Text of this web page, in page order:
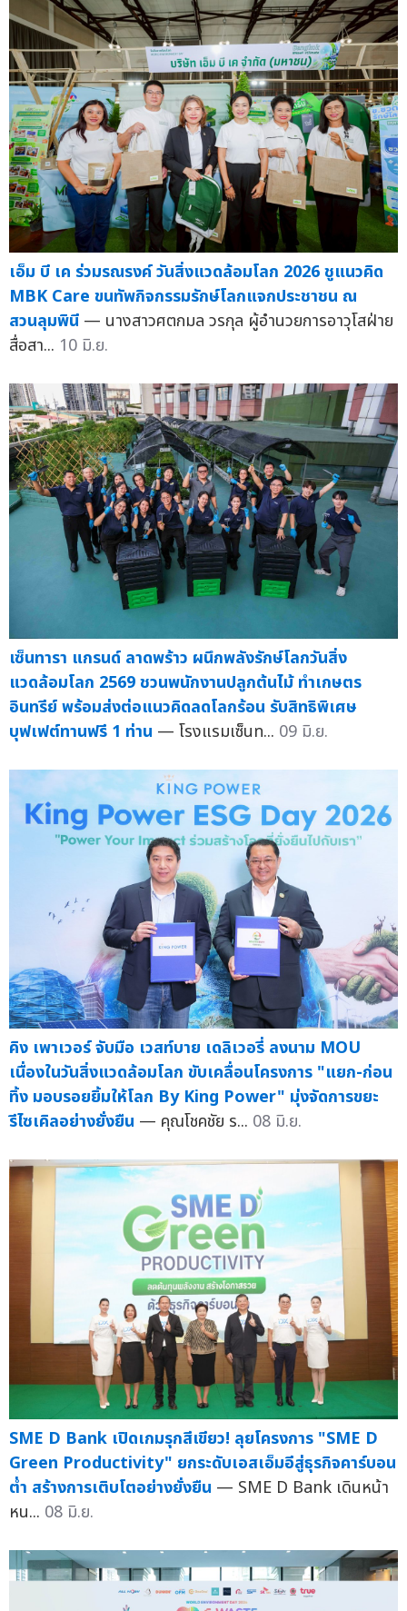
เอ็ม บี เค ร่วมรณรงค์ วันสิ่งแวดล้อมโลก 2026 ชูแนวคิด
MBK Care ขนทัพกิจกรรมรักษ์โลกแจกประชาชน ณ
สวนลุมพินี — นางสาวศตกมล วรกุล ผู้อำนวยการอาวุโสฝ่าย
สื่อสา... 10 มิ.ย.
เซ็นทารา แกรนด์ ลาดพร้าว ผนึกพลังรักษ์โลกวันสิ่ง
แวดล้อมโลก 2569 ชวนพนักงานปลูกต้นไม้ ทำเกษตร
อินทรีย์ พร้อมส่งต่อแนวคิดลดโลกร้อน รับสิทธิพิเศษ
บุฟเฟต์ทานฟรี 1 ท่าน — โรงแรมเซ็นท... 09 มิ.ย.
คิง เพาเวอร์ จับมือ เวสท์บาย เดลิเวอรี่ ลงนาม MOU
เนื่องในวันสิ่งแวดล้อมโลก ขับเคลื่อนโครงการ "แยก-ก่อน
ทิ้ง มอบรอยยิ้มให้โลก By King Power" มุ่งจัดการขยะ
รีไซเคิลอย่างยั่งยืน — คุณโชคชัย ร... 08 มิ.ย.
SME D Bank เปิดเกมรุกสีเขียว! ลุยโครงการ "SME D
Green Productivity" ยกระดับเอสเอ็มอีสู่ธุรกิจคาร์บอน
ต่ำ สร้างการเติบโตอย่างยั่งยืน — SME D Bank เดินหน้า
หน... 08 มิ.ย.